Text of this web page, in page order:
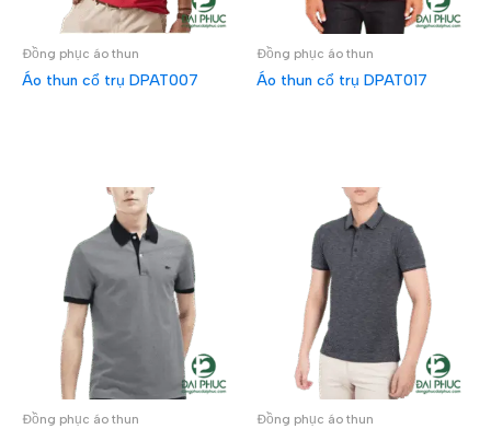
Đồng phục áo thun
Áo thun cổ trụ DPAT007
Đồng phục áo thun
Áo thun cổ trụ DPAT017
Đồng phục áo thun Đồng phục áo thun